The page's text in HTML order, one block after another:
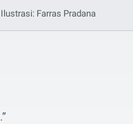
Ilustrasi: Farras Pradana